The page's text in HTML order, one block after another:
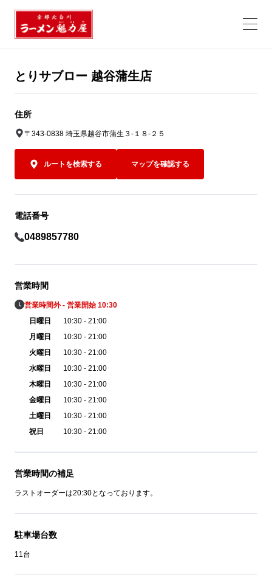
とりサブロー 越谷蒲生店
住所
〒343-0838 埼玉県越谷市蒲生３-１８-２５
ルートを検索する マップを確認する
電話番号
0489857780
営業時間
営業時間外 - 営業開始 10:30
日曜日
10:30 - 21:00
月曜日
10:30 - 21:00
火曜日
10:30 - 21:00
水曜日
10:30 - 21:00
木曜日
10:30 - 21:00
金曜日
10:30 - 21:00
土曜日
10:30 - 21:00
祝日
10:30 - 21:00
営業時間の補足
ラストオーダーは20:30となっております。
駐車場台数
11台